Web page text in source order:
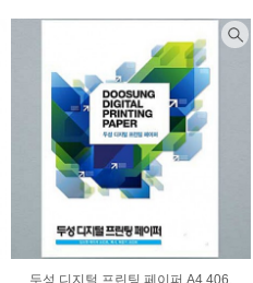
두성 디지털 프린팅 페이퍼 A4 406.